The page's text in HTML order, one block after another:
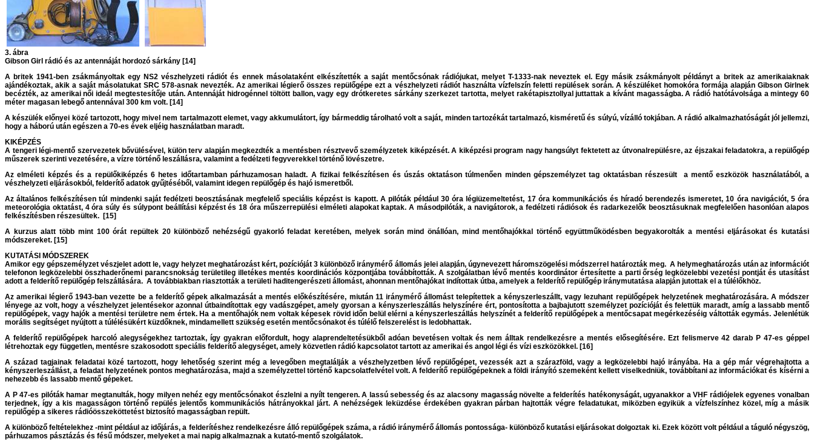
3. ábra
Gibson Girl rádió és az antennáját hordozó sárkány [14]
A britek 1941-ben zsákmányoltak egy NS2 vészhelyzeti rádiót és ennek másolataként elkészítették a saját mentőcsónak rádiójukat, melyet T-1333-nak neveztek el. Egy másik zsákmányolt példányt a britek az amerikaiaknak
ajándékoztak, akik a saját másolatukat SRC 578-asnak nevezték. Az amerikai légierő összes repülőgépe ezt a vészhelyzeti rádiót használta vízfelszín feletti repülések során. A készüléket homokóra formája alapján Gibson Girlnek
becézték, az amerikai női ideál megtestesítője után. Antennáját hidrogénnel töltött ballon, vagy egy drótkeretes sárkány szerkezet tartotta, melyet rakétapisztollyal juttattak a kívánt magasságba. A rádió hatótávolsága a mintegy 60
méter magasan lebegő antennával 300 km volt. [14]
A készülék előnyei közé tartozott, hogy mivel nem tartalmazott elemet, vagy akkumulátort, így bármeddig tárolható volt a saját, minden tartozékát tartalmazó, kisméretű és súlyú, vízálló tokjában. A rádió alkalmazhatóságát jól jellemzi,
hogy a háború után egészen a 70-es évek eljéig használatban maradt.
KIKÉPZÉS
A tengeri légi-mentő szervezetek bővülésével, külön terv alapján megkezdték a mentésben résztvevő személyzetek kiképzését. A kiképzési program nagy hangsúlyt fektetett az útvonalrepülésre, az éjszakai feladatokra, a repülőgép
műszerek szerinti vezetésére, a vízre történő leszállásra, valamint a fedélzeti fegyverekkel történő lövészetre.
Az elméleti képzés és a repülőkiképzés 6 hetes időtartamban párhuzamosan haladt. A fizikai felkészítésen és úszás oktatáson túlmenően minden gépszemélyzet tag oktatásban részesült a mentő eszközök használatából, a
vészhelyzeti eljárásokból, felderítő adatok gyűjtéséből, valamint idegen repülőgép és hajó ismeretből.
Az általános felkészítésen túl mindenki saját fedélzeti beosztásának megfelelő speciális képzést is kapott. A pilóták például 30 óra légiüzemeltetést, 17 óra kommunikációs és híradó berendezés ismeretet, 10 óra navigációt, 5 óra
meteorológia oktatást, 4 óra súly és súlypont beállítási képzést és 18 óra műszerrepülési elméleti alapokat kaptak. A másodpilóták, a navigátorok, a fedélzeti rádiósok és radarkezelők beosztásuknak megfelelően hasonlóan alapos
felkészítésben részesültek. [15]
A kurzus alatt több mint 100 órát repültek 20 különböző nehézségű gyakorló feladat keretében, melyek során mind önállóan, mind mentőhajókkal történő együttműködésben begyakorolták a mentési eljárásokat és kutatási
módszereket. [15]
KUTATÁSI MÓDSZEREK
Amikor egy gépszemélyzet vészjelet adott le, vagy helyzet meghatározást kért, pozícióját 3 különböző iránymérő állomás jelei alapján, úgynevezett háromszögelési módszerrel határozták meg. A helymeghatározás után az információt
telefonon legközelebbi összhaderőnemi parancsnokság területileg illetékes mentés koordinációs központjába továbbították. A szolgálatban lévő mentés koordinátor értesítette a parti őrség legközelebbi vezetési pontját és utasítást
adott a felderítő repülőgép felszállására. A továbbiakban riasztották a területi haditengerészeti állomást, ahonnan mentőhajókat indítottak útba, amelyek a felderítő repülőgép iránymutatása alapján jutottak el a túlélőkhöz.
Az amerikai légierő 1943-ban vezette be a felderítő gépek alkalmazását a mentés előkészítésére, miután 11 iránymérő állomást telepítettek a kényszerleszállt, vagy lezuhant repülőgépek helyzetének meghatározására. A módszer
lényege az volt, hogy a vészhelyzet jelentésekor azonnal útbaindítottak egy vadászgépet, amely gyorsan a kényszerleszállás helyszínére ért, pontosította a bajbajutott személyzet pozícióját és felettük maradt, amíg a lassabb mentő
repülőgépek, vagy hajók a mentési területre nem értek. Ha a mentőhajók nem voltak képesek rövid időn belül elérni a kényszerleszállás helyszínét a felderítő repülőgépek a mentőcsapat megérkezéséig váltották egymás. Jelenlétük
morális segítséget nyújtott a túlélésükért küzdőknek, mindamellett szükség esetén mentőcsónakot és túlélő felszerelést is ledobhattak.
A felderítő repülőgépek harcoló alegységekhez tartoztak, így gyakran előfordult, hogy alaprendeltetésükből adóan bevetésen voltak és nem álltak rendelkezésre a mentés elősegítésére. Ezt felismerve 42 darab P 47-es géppel
létrehoztak egy független, mentésre szakosodott speciális felderítő alegységet, amely közvetlen rádió kapcsolatot tartott az amerikai és angol légi és vízi eszközökkel. [16]
A század tagjainak feladatai közé tartozott, hogy lehetőség szerint még a levegőben megtalálják a vészhelyzetben lévő repülőgépet, vezessék azt a szárazföld, vagy a legközelebbi hajó irányába. Ha a gép már végrehajtotta a
kényszerleszállást, a feladat helyzetének pontos meghatározása, majd a személyzettel történő kapcsolatfelvétel volt. A felderítő repülőgépeknek a földi irányító szemeként kellett viselkedniük, továbbítani az információkat és kísérni a
nehezebb és lassabb mentő gépeket.
A P 47-es pilóták hamar megtanulták, hogy milyen nehéz egy mentőcsónakot észlelni a nyílt tengeren. A lassú sebesség és az alacsony magasság növelte a felderítés hatékonyságát, ugyanakkor a VHF rádiójelek egyenes vonalban
terjednek, így a kis magasságon történő repülés jelentős kommunikációs hátrányokkal járt. A nehézségek leküzdése érdekében gyakran párban hajtották végre feladatukat, miközben egyikük a vízfelszínhez közel, míg a másik
repülőgép a sikeres rádióösszeköttetést biztosító magasságban repült.
A különböző feltételekhez -mint például az időjárás, a felderítéshez rendelkezésre álló repülőgépek száma, a rádió iránymérő állomás pontossága- különböző kutatási eljárásokat dolgoztak ki. Ezek között volt például a táguló négyszög,
párhuzamos pásztázás és fésű módszer, melyeket a mai napig alkalmaznak a kutató-mentő szolgálatok.